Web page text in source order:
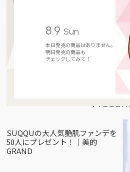
8.9 Sun
本日発売の商品はありません。
明日発売の商品も
チェックしてみて！
Present
SUQQUの大人気艶肌ファンデを
50人にプレゼント！｜美的
GRAND